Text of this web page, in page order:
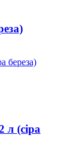
л (сіра